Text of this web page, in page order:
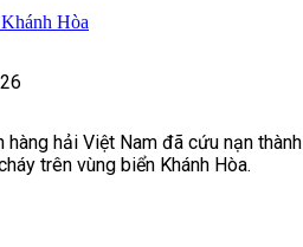
Hòa
hải Việt Nam đã cứu nạn thành
trên vùng biển Khánh Hòa.